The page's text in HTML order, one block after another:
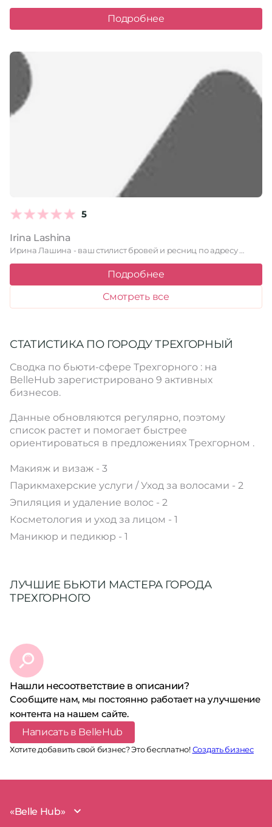
Подробнее
5
Irina Lashina
Ирина Лашина - ваш стилист бровей и ресниц по адресу …
Подробнее
Смотреть все
СТАТИСТИКА ПО ГОРОДУ ТРЕХГОРНЫЙ
Сводка по бьюти-сфере Трехгорного : на
BelleHub зарегистрировано 9 активных
бизнесов.
Данные обновляются регулярно, поэтому
список растет и помогает быстрее
ориентироваться в предложениях Трехгорном .
Макияж и визаж - 3
Парикмахерские услуги / Уход за волосами - 2
Эпиляция и удаление волос - 2
Косметология и уход за лицом - 1
Маникюр и педикюр - 1
ЛУЧШИЕ БЬЮТИ МАСТЕРА ГОРОДА
ТРЕХГОРНОГО
Нашли несоответствие в описании?
Сообщите нам, мы постоянно работает на улучшение
контента на нашем сайте.
Написать в BelleHub
Хотите добавить свой бизнес? Это бесплатно!Создать бизнес
«Belle Hub»